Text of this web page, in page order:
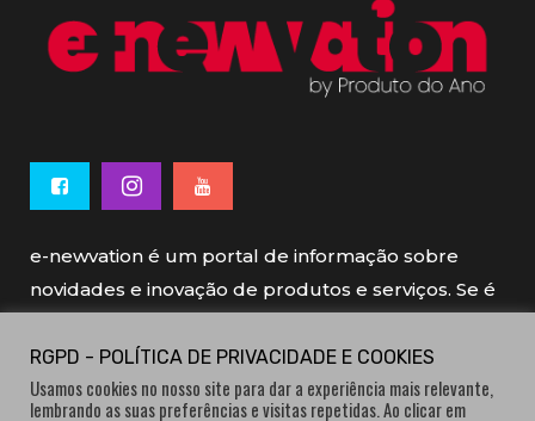
e-newvation é um portal de informação sobre
novidades e inovação de produtos e serviços. Se é
e-newvation tem o patrocínio do “Produto do
RGPD - POLÍTICA DE PRIVACIDADE E COOKIES
Usamos cookies no nosso site para dar a experiência mais relevante,
lembrando as suas preferências e visitas repetidas. Ao clicar em